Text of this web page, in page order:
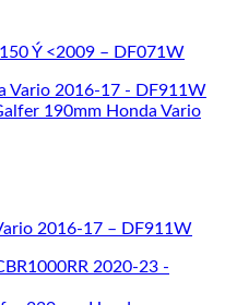
Ý <2009 – DF071W
2016-17 – DF911W